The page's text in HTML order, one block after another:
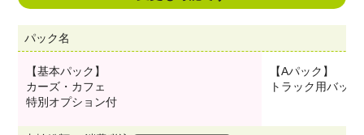
パック名
【基本パック】
カーズ・カフェ
特別オプション付
【Aパック】
トラック用バッ